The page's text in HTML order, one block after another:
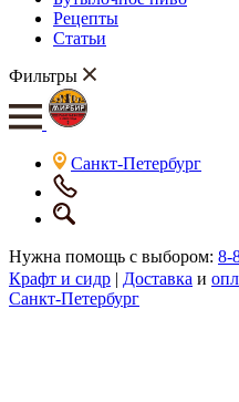
Рецепты
Статьи
Фильтры
Санкт-Петербург
Нужна помощь с выбором: 8-
Крафт и сидр | Доставка и
Санкт-Петербург